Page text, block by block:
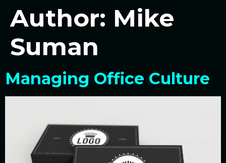
Author: Mike
Suman
Managing Office Culture